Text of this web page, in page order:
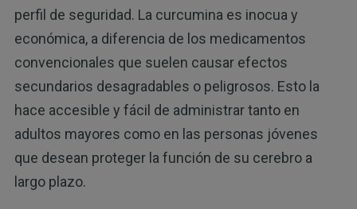
perfil de seguridad. La curcumina es inocua y
económica, a diferencia de los medicamentos
convencionales que suelen causar efectos
secundarios desagradables o peligrosos. Esto la
hace accesible y fácil de administrar tanto en
adultos mayores como en las personas jóvenes
que desean proteger la función de su cerebro a
largo plazo.